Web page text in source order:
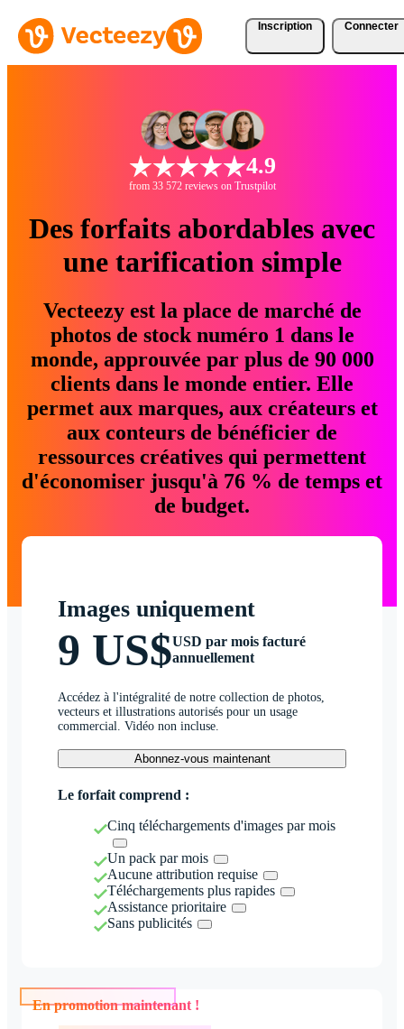
Inscription Connecter
4.9
from 33 572 reviews on Trustpilot
Des forfaits abordables avec
une tarification simple
Vecteezy est la place de marché de
photos de stock numéro 1 dans le
monde, approuvée par plus de 90 000
clients dans le monde entier. Elle
permet aux marques, aux créateurs et
aux conteurs de bénéficier de
ressources créatives qui permettent
d'économiser jusqu'à 76 % de temps et
de budget.
Images uniquement
9 US$USD par mois facturé
annuellement
Accédez à l'intégralité de notre collection de photos,
vecteurs et illustrations autorisés pour un usage
commercial. Vidéo non incluse.
Abonnez-vous maintenant
Le forfait comprend :
Cinq téléchargements d'images par mois
Un pack par mois
Aucune attribution requise
Téléchargements plus rapides
Assistance prioritaire
Sans publicités
En promotion maintenant !